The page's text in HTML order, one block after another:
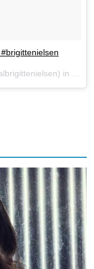
in data: